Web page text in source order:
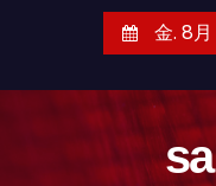
金. 8